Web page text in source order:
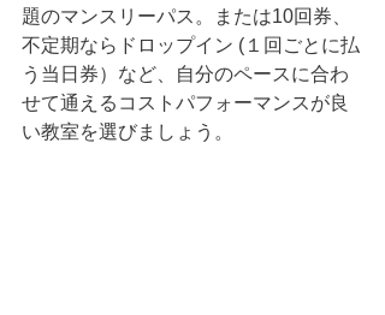
題のマンスリーパス。または10回券、
不定期ならドロップイン (１回ごとに払
う当日券）など、自分のペースに合わ
せて通えるコストパフォーマンスが良
い教室を選びましょう。